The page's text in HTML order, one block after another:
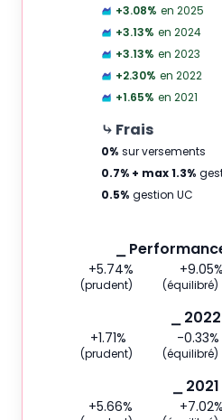
+3.08% en 2025
+3.13% en 2024
+3.13% en 2023
+2.30% en 2022
+1.65% en 2021
⤷ Frais
0% sur versements
0.7% + max 1.3%
0.5% gestion UC
⎯
+5.74% +9.05%
(prudent) (équilibré)
⎯ 2022 ⎯
+1.71% -0.33%
(prudent) (équilibré)
⎯ 2021 ⎯
+5.66% +7.02%